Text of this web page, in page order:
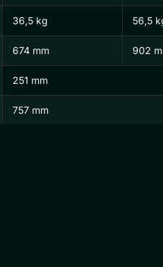
Pro
36,5 kg 56,5
674 mm 902
251 mm
757 mm